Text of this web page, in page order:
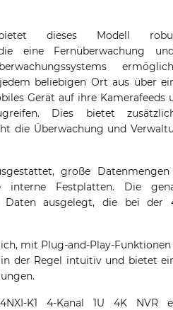
dieses Modell
eine Fernüberwachung
beliebigen Ort aus über
Gerät auf ihre Kamerafeeds
Dies bietet
die Überwachung und
große Datenmengen
interne Festplatten. Die
Daten ausgelegt, die bei der
mit Plug-and-Play-
der Regel intuitiv und bietet
K1 4-Kanal 1U 4K NVR